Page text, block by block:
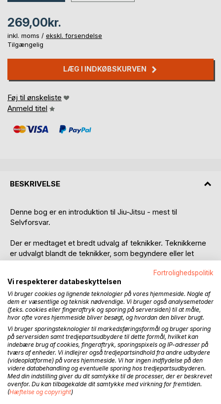
269,00kr.
inkl. moms / ekskl. forsendelse
Tilgængelig
LÆG I INDKØBSKURVEN
Føj til ønskeliste
Anmeld titel
BESKRIVELSE
Denne bog er en introduktion til Jiu-Jitsu - mest til
Selvforsvar.
Der er medtaget et bredt udvalg af teknikker. Teknikkerne
er udvalgt blandt de teknikker, som begyndere eller let
øvede vil kunne fokusere på og få udbytte af næsten med
det samme og nogen stykker, der stiller lidt større krav.
Teknikkerne er vist i deres basale udgave for at give det
bedst mulige udtryk. Igennem længere tids træning lægges
flere og flere detaljer på udførelsen og det bliver mere og
mere rettet mod effektivitet og mindst mulig brug af styrke
med størst muligt udbytte.
Som introduktion til Jiu-Jitsu er der valgt at starte med
komplette forsvarsteknikker og hvordan de udføres. Det vil
sige, at der i hver af disse indgår en lang række elementer
fra Jiu-Jitsu til at gennemføre det enkelte forsvar.
Selvforsvarsteknikkerne er i indholdsfortegnelsen angivet
Fortrolighedspolitik
Vi respekterer databeskyttelsen
Vi bruger cookies og lignende teknologier på vores hjemmeside. Nogle af
dem er væsentlige og teknisk nødvendige. Vi bruger også analysemetoder
(f.eks. cookies eller fingeraftryk og sporing på serversiden) til at måle,
hvor ofte vores hjemmeside bliver besøgt, og hvordan den bliver brugt.
Vi bruger sporingsteknologier til markedsføringsformål og bruger sporing
på serversiden samt tredjepartsudbydere til dette formål, hvilket kan
indebære brug af cookies, fingeraftryk, sporingspixels og IP-adresser på
tværs af enheder. Vi indlejrer også tredjepartsindhold fra andre udbydere
(videoplatforme) på vores hjemmeside. Vi har ingen indflydelse på den
videre databehandling og eventuelle sporing hos tredjepartsudbyderen.
Med din indstilling giver du dit samtykke til de processer, der er beskrevet
ovenfor. Du kan tilbagekalde dit samtykke med virkning for fremtiden.
(Hæftelse og copyright)